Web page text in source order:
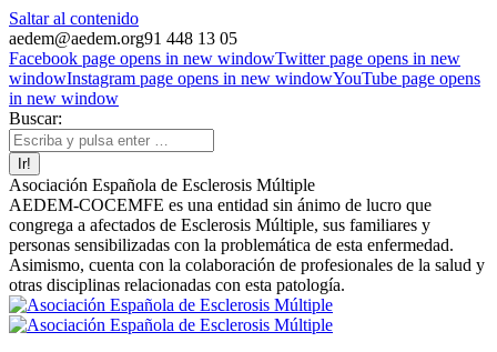
Saltar al contenido
aedem@aedem.org91 448 13 05
Facebook page opens in new windowTwitter page opens in new
windowInstagram page opens in new windowYouTube page opens
in new window
Buscar:
Asociación Española de Esclerosis Múltiple
AEDEM-COCEMFE es una entidad sin ánimo de lucro que
congrega a afectados de Esclerosis Múltiple, sus familiares y
personas sensibilizadas con la problemática de esta enfermedad.
Asimismo, cuenta con la colaboración de profesionales de la salud y
otras disciplinas relacionadas con esta patología.